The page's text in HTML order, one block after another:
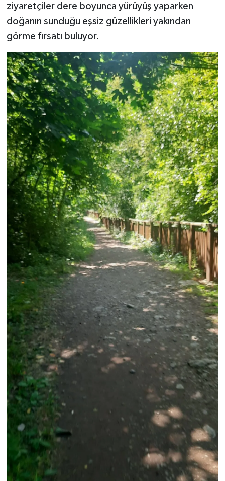
ziyaretçiler dere boyunca yürüyüş yaparken
doğanın sunduğu eşsiz güzellikleri yakından
görme fırsatı buluyor.